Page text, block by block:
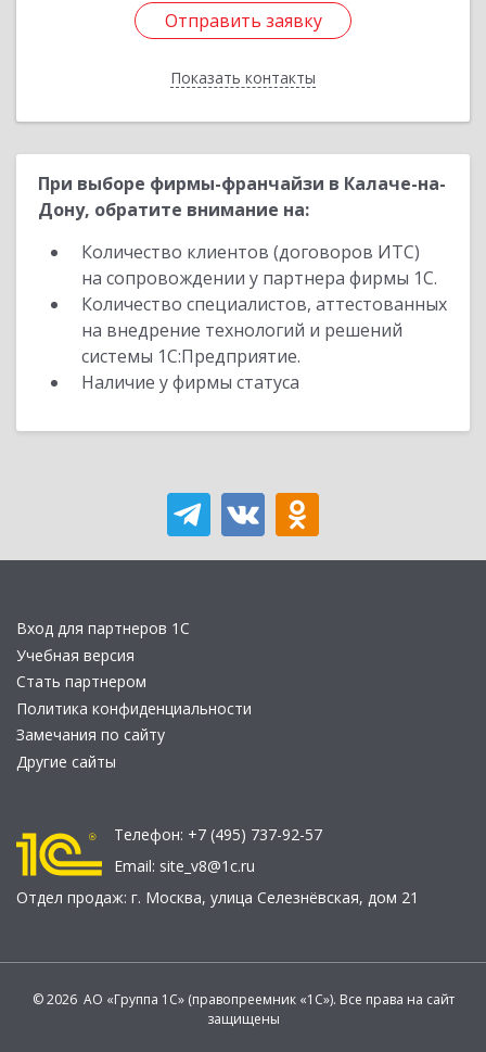
Отправить заявку
Показать контакты
Отправить заявку
Назад
При выборе фирмы-франчайзи в Калаче-на-
Дону, обратите внимание на:
Количество клиентов (договоров ИТС)
на сопровождении у партнера фирмы 1С.
Количество специалистов, аттестованных
на внедрение технологий и решений
системы 1С:Предприятие.
Наличие у фирмы статуса
Вход для партнеров 1С
Учебная версия
Стать партнером
Политика конфиденциальности
Замечания по сайту
Другие сайты
Телефон: +7 (495) 737-92-57
Email: site_v8@1c.ru
Отдел продаж: г. Москва, улица Селезнёвская, дом 21
© 2026 АО «Группа 1С» (правопреемник «1С»). Все права на сайт
защищены